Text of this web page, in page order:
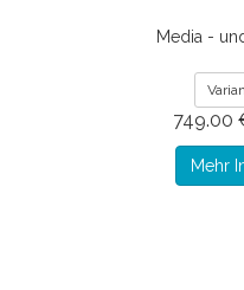
Media -
749.00
Mehr